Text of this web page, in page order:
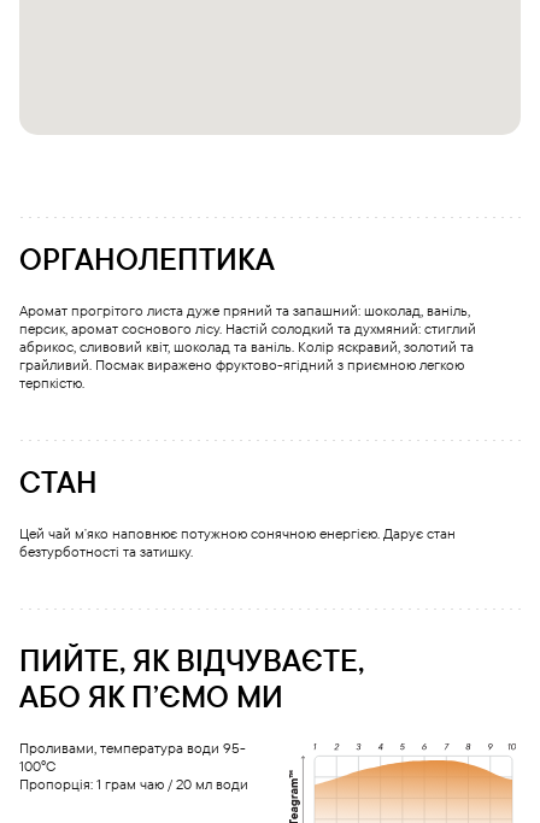
ОРГАНОЛЕПТИКА
Аромат прогрітого листа дуже пряний та запашний: шоколад, ваніль,
персик, аромат соснового лісу. Настій солодкий та духмяний: стиглий
абрикос, сливовий квіт, шоколад та ваніль. Колір яскравий, золотий та
грайливий. Посмак виражено фруктово-ягідний з приємною легкою
терпкістю.
СТАН
Цей чай мʼяко наповнює потужною сонячною енергією. Дарує стан
безтурботності та затишку.
ПИЙТЕ, ЯК ВІДЧУВАЄТЕ,
АБО ЯК ПʼЄМО МИ
Проливами, температура води 95-
100°С
Пропорція: 1 грам чаю / 20 мл води